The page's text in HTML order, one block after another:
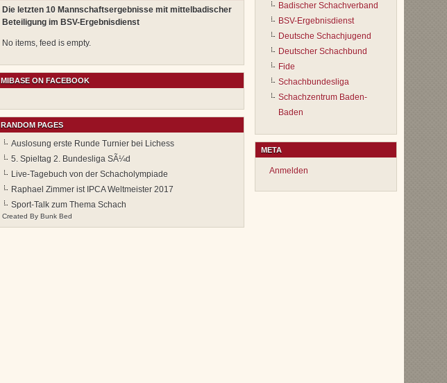
Die letzten 10 Mannschaftsergebnisse mit mittelbadischer
Beteiligung im BSV-Ergebnisdienst
No items, feed is empty.
MIBASE ON FACEBOOK
RANDOM PAGES
Auslosung erste Runde Turnier bei Lichess
5. Spieltag 2. Bundesliga SÃ¼d
Live-Tagebuch von der Schacholympiade
Raphael Zimmer ist IPCA Weltmeister 2017
Sport-Talk zum Thema Schach
Created By Bunk Bed
Badischer Schachverband
BSV-Ergebnisdienst
Deutsche Schachjugend
Deutscher Schachbund
Fide
Schachbundesliga
Schachzentrum Baden-
Baden
META
Anmelden